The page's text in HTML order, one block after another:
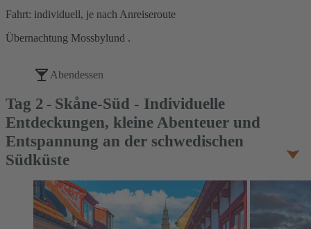
Fahrt: individuell, je nach Anreiseroute
Übernachtung Mossbylund .
Abendessen
Tag 2
Skåne-Süd - Individuelle
Entdeckungen, kleine Abenteuer und
Entspannung an der schwedischen
Südküste